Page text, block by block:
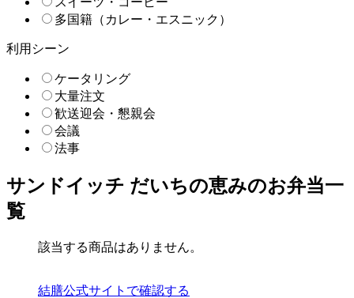
多国籍（カレー・エスニック）
利用シーン
ケータリング
大量注文
歓送迎会・懇親会
会議
法事
サンドイッチ だいちの恵みのお弁当一
覧
該当する商品はありません。
結膳公式サイトで確認する